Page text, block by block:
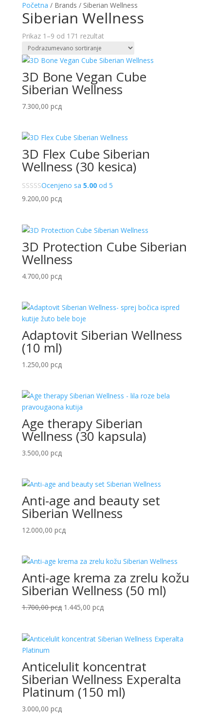
Početna / Brands / Siberian Wellness
Siberian Wellness
Prikaz 1–9 od 171 rezultat
3D Bone Vegan Cube
Siberian Wellness
7.300,00 рсд
3D Flex Cube Siberian
Wellness (30 kesica)
Ocenjeno sa 5.00od 5
9.200,00 рсд
3D Protection Cube Siberian
Wellness
4.700,00 рсд
Adaptovit Siberian Wellness
(10 ml)
1.250,00 рсд
Age therapy Siberian
Wellness (30 kapsula)
3.500,00 рсд
Anti-age and beauty set
Siberian Wellness
12.000,00 рсд
Anti-age krema za zrelu kožu
Siberian Wellness (50 ml)
1.700,00рсд Originalna
bila:
1.445,00 рсдTrenutna
1.445,00 рсд.
Anticelulit koncentrat
Siberian Wellness Experalta
Platinum (150 ml)
3.000,00 рсд